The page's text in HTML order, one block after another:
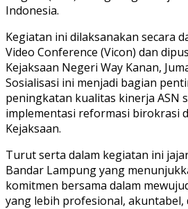
Indonesia.
Kegiatan ini dilaksanakan secara
Video Conference (Vicon) dan
Kejaksaan Negeri Way Kanan,
Sosialisasi ini menjadi bagian
peningkatan kualitas kinerja ASN
implementasi reformasi birokrasi
Kejaksaan.
Turut serta dalam kegiatan ini
Bandar Lampung yang
komitmen bersama dalam
yang lebih profesional,